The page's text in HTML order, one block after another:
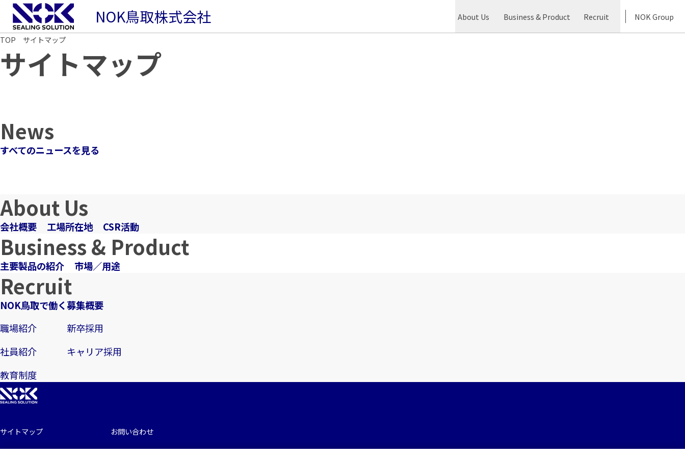
NOK鳥取株式会社
About Us Business & Product Recruit NOK Group
TOP サイトマップ
サイトマップ
News
すべてのニュースを見る
About Us
会社概要 工場所在地 CSR活動
Business & Product
主要製品の紹介 市場／用途
Recruit
NOK鳥取で働く
職場紹介
社員紹介
教育制度
募集概要
新卒採用
キャリア採用
サイトマップ お問い合わせ